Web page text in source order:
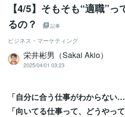
【4/5】そもそも“適職”
るの？
記事
ビジネス・マーケティング
栄井彬男（Sakai Akio）
2025/04/01 03:23
「自分に合う仕事がわからない…
「向いてる仕事って、どうやっ